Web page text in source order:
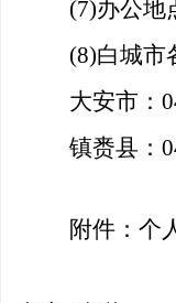
(7)办公地
(8)白城市
大安市：
镇赉县：
附件：个人